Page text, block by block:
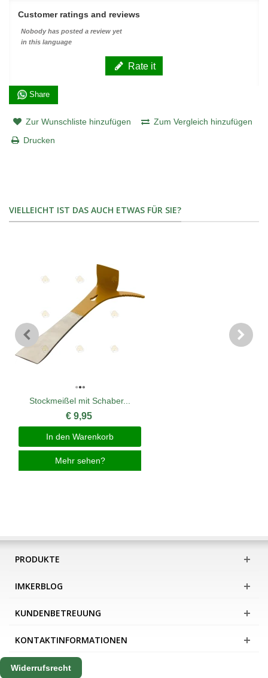
Customer ratings and reviews
Nobody has posted a review yet
in this language
Rate it
Share
Zur Wunschliste hinzufügen
Zum Vergleich hinzufügen
Drucken
VIELLEICHT IST DAS AUCH ETWAS FÜR SIE?
Stockmeißel mit Schaber...
€ 9,95
In den Warenkorb
Mehr sehen?
PRODUKTE
IMKERBLOG
KUNDENBETREUUNG
KONTAKTINFORMATIONEN
Widerrufsrecht